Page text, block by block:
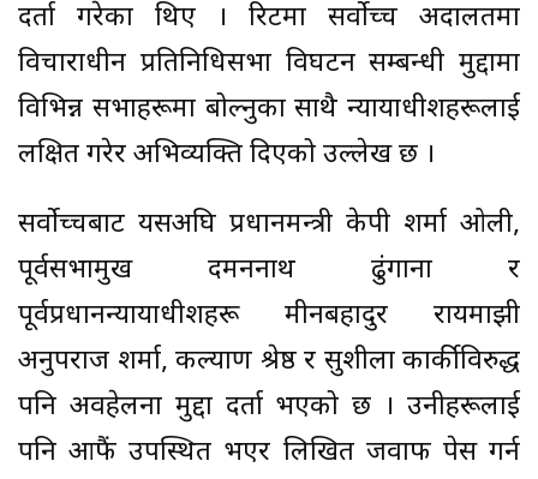
दर्ता गरेका थिए । रिटमा सर्वोच्च अदालतमा
विचाराधीन प्रतिनिधिसभा विघटन सम्बन्धी मुद्दामा
विभिन्न सभाहरूमा बोल्नुका साथै न्यायाधीशहरूलाई
लक्षित गरेर अभिव्यक्ति दिएको उल्लेख छ ।
सर्वोच्चबाट यसअघि प्रधानमन्त्री केपी शर्मा ओली,
पूर्वसभामुख दमननाथ ढुंगाना र
पूर्वप्रधानन्यायाधीशहरू मीनबहादुर रायमाझी
अनुपराज शर्मा, कल्याण श्रेष्ठ र सुशीला कार्कीविरुद्ध
पनि अवहेलना मुद्दा दर्ता भएको छ । उनीहरूलाई
पनि आफैं उपस्थित भएर लिखित जवाफ पेस गर्न